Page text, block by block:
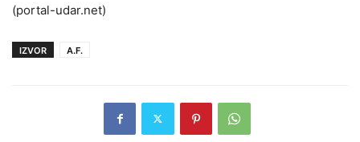
(portal-udar.net)
IZVOR A.F.